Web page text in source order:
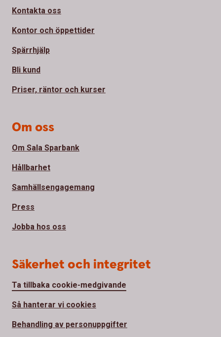
Kontakta oss
Kontor och öppettider
Spärrhjälp
Bli kund
Priser, räntor och kurser
Om oss
Om Sala Sparbank
Hållbarhet
Samhällsengagemang
Press
Jobba hos oss
Säkerhet och integritet
Ta tillbaka cookie-medgivande
Så hanterar vi cookies
Behandling av personuppgifter